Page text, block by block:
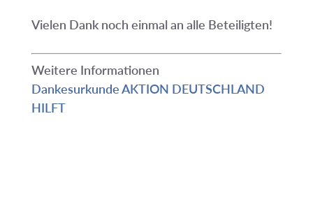
Vielen Dank noch einmal an alle Beteiligten!
Weitere Informationen
Dankesurkunde AKTION DEUTSCHLAND
HILFT